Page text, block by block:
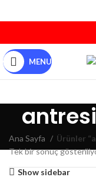
MENU
Ana Sayfa
Ürünler
Tek bir sonuç
Show sidebar